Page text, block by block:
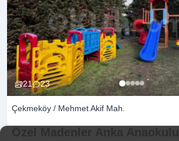
21 23
Çekmeköy / Mehmet Akif Mah.